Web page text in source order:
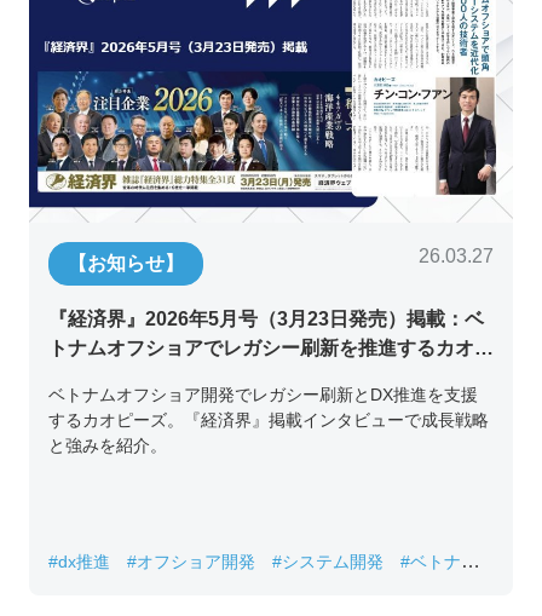
【お知らせ】 26.03.27
『経済界』2026年5月号（3月23日発売）掲載：ベ
トナムオフショアでレガシー刷新を推進するカオピ
ベトナムオフショア開発でレガシー刷新とDX推進を支援
するカオピーズ。『経済界』掲載インタビューで成長戦略
と強みを紹介。
#dx推進 #オフショア開発 #システム開発
#ベトナムIT